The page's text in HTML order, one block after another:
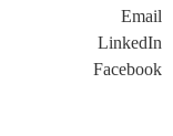
Email
LinkedIn
Facebook